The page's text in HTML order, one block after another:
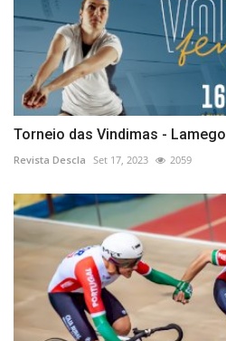
Torneio das Vindimas - Lamego
Revista Descla Set 17, 2023 2059